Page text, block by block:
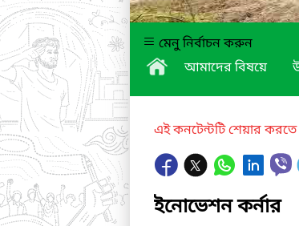
মেনু নির্বাচন করুন
আমাদের বিষয়ে
এই কনটেন্টটি শেয়ার
ইনোভেশন কর্নার